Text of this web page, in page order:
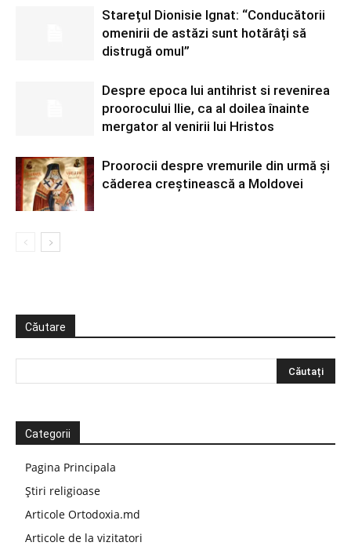
Starețul Dionisie Ignat: “Conducătorii
omenirii de astăzi sunt hotărâți să
distrugă omul”
Despre epoca lui antihrist si revenirea
proorocului Ilie, ca al doilea înainte
mergator al venirii lui Hristos
Proorocii despre vremurile din urmă şi
căderea creştinească a Moldovei
Căutare
Categorii
Pagina Principala
Știri religioase
Articole Ortodoxia.md
Articole de la vizitatori